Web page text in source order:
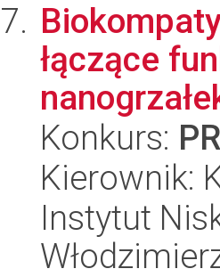
łączące
Konkurs:
Kierownik:
Instytut